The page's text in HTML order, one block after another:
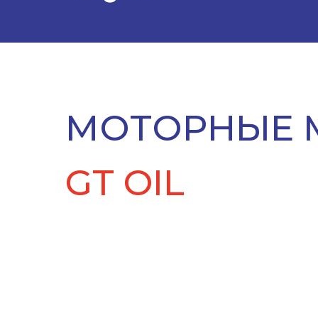
МОТОРНЫЕ
GT OIL